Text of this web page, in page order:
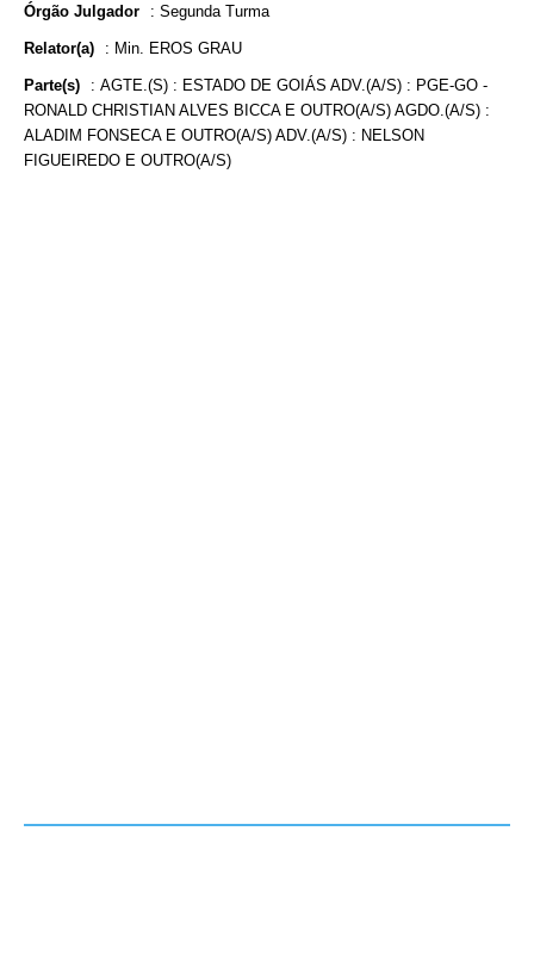
Órgão Julgador : Segunda Turma
Relator(a) : Min. EROS GRAU
Parte(s) : AGTE.(S) : ESTADO DE GOIÁS ADV.(A/S) : PGE-GO -
RONALD CHRISTIAN ALVES BICCA E OUTRO(A/S) AGDO.(A/S) :
ALADIM FONSECA E OUTRO(A/S) ADV.(A/S) : NELSON
FIGUEIREDO E OUTRO(A/S)